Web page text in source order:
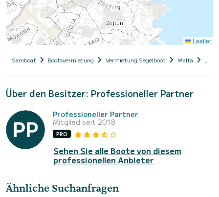
Leaflet
Samboat Bootsvermietung Vermietung Segelboot Malta
Über den Besitzer: Professioneller Partner
Professioneller Partner
Mitglied seit 2018
PRO
Sehen Sie alle Boote von diesem
professionellen Anbieter
Ähnliche Suchanfragen